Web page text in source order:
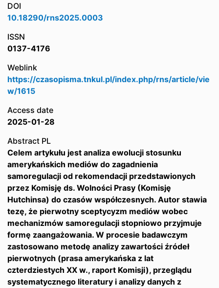
DOI
10.18290/rns2025.0003
ISSN
0137-4176
Weblink
https://czasopisma.tnkul.pl/index.php/rns/article/vie
w/1615
Access date
2025-01-28
Abstract PL
Celem artykułu jest analiza ewolucji stosunku
amerykańskich mediów do zagadnienia
samoregulacji od rekomendacji przedstawionych
przez Komisję ds. Wolności Prasy (Komisję
Hutchinsa) do czasów współczesnych. Autor stawia
tezę, że pierwotny sceptycyzm mediów wobec
mechanizmów samoregulacji stopniowo przyjmuje
formę zaangażowania. W procesie badawczym
zastosowano metodę analizy zawartości źródeł
pierwotnych (prasa amerykańska z lat
czterdziestych XX w., raport Komisji), przeglądu
systematycznego literatury i analizy danych z